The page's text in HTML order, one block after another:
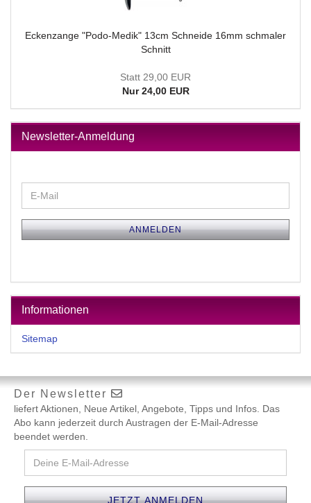
Eckenzange "Podo-Medik" 13cm Schneide 16mm schmaler
Schnitt
Statt 29,00 EUR
Nur 24,00 EUR
Newsletter-Anmeldung
ZUR
ANMELDUNG
E-
Mail
ANMELDEN
Informationen
Sitemap
Der Newsletter
liefert Aktionen, Neue Artikel, Angebote, Tipps und Infos. Das
Abo kann jederzeit durch Austragen der E-Mail-Adresse
beendet werden.